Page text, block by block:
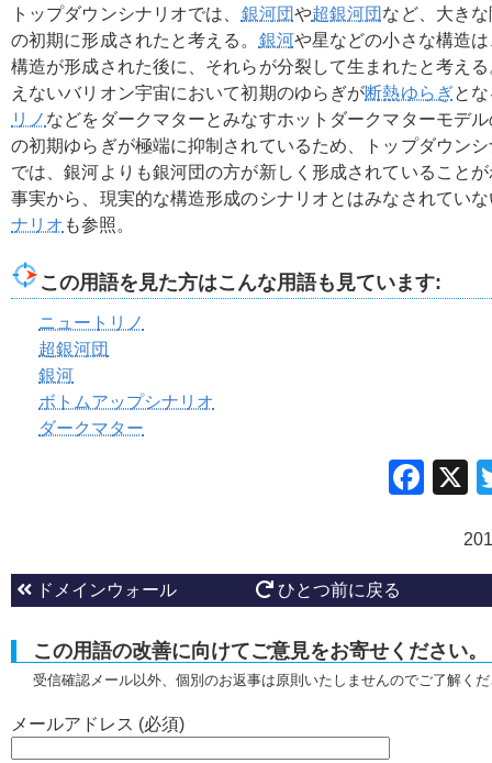
トップダウンシナリオでは、 銀河団や超銀河団 など、大き
の初期に形成されたと考える。 銀河や星などの小さな構造
構造が形成された後に、それらが分裂して生まれたと考える
えないバリオン宇宙において初期のゆらぎが断熱ゆらぎと
リノ などをダークマターとみなすホットダークマターモデ
の初期ゆらぎが極端に抑制されているため、トップダウン
では、銀河よりも銀河団の方が新しく形成されていること
事実から、現実的な構造形成のシナリオとはみなされてい
ナリオ も参照。
この用語を見た方はこんな用語も見ています:
ニュートリノ
超銀河団
銀河
ボトムアップシナリオ
ダークマター
ドメインウォール ひとつ前に戻る
この用語の改善に向けてご意見をお寄せください。
受信確認メール以外、個別のお返事は原則いたしませんのでご了解く
メールアドレス (必須)